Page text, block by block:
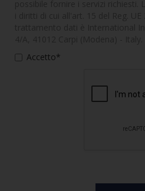
Accetto*